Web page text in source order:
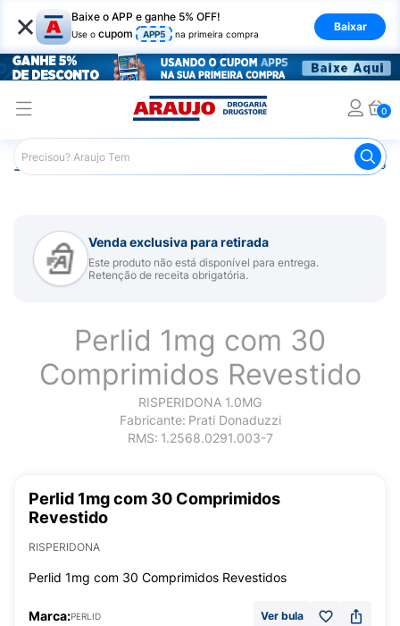
× Baixe o APP e ganhe 5% OFF!
Use o cupom APP5 na primeira compra
Baixar
0
Araujo Medicamentos Remédio para Sistema Nervoso
Venda exclusiva para retirada
Este produto não está disponível para entrega.
Retenção de receita obrigatória.
Perlid 1mg com 30
Comprimidos Revestido
RISPERIDONA 1.0MG
Fabricante: Prati Donaduzzi
RMS: 1.2568.0291.003-7
Perlid 1mg com 30 Comprimidos
Revestido
RISPERIDONA
Perlid 1mg com 30 Comprimidos Revestidos
Marca:PERLID Ver bula